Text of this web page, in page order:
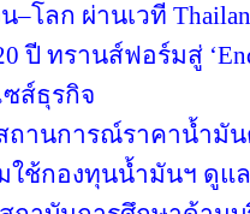
โลก ผ่านเวที
ปี ทรานส์ฟอร์มสู่
ซส์ธุรกิจ
ถานการณ์ราคาน้ำมั
ใช้กองทุนน้ำมันฯ ดูแ